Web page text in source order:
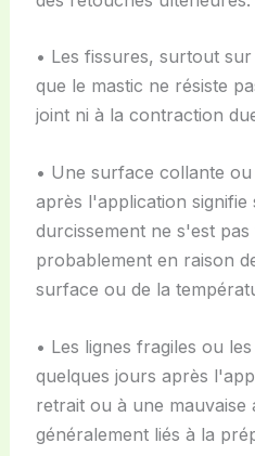
• Les fissures, surtout
que le mastic ne résiste
joint ni à la contraction
• Une surface collante
après l'application signifie
durcissement ne s'est
probablement en raison
surface ou de la
• Les lignes fragiles ou
quelques jours après
retrait ou à une mauvaise
généralement liés à la